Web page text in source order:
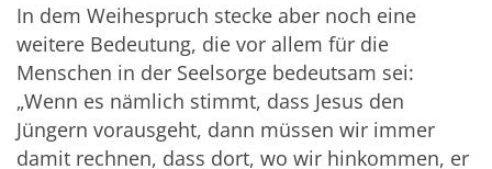
In dem Weihespruch stecke aber noch eine
weitere Bedeutung, die vor allem für die
Menschen in der Seelsorge bedeutsam sei:
„Wenn es nämlich stimmt, dass Jesus den
Jüngern vorausgeht, dann müssen wir immer
damit rechnen, dass dort, wo wir hinkommen, er